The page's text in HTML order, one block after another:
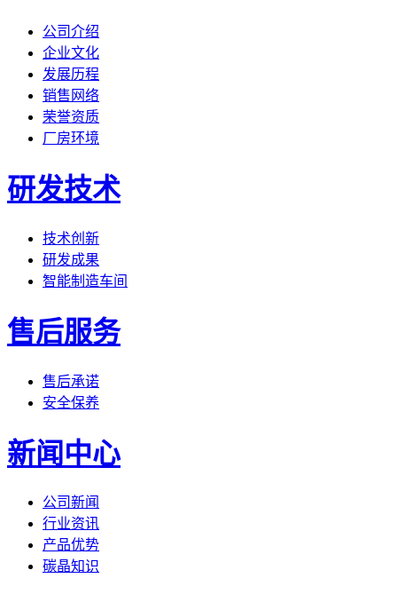
公司介绍
企业文化
发展历程
销售网络
荣誉资质
厂房环境
研发技术
技术创新
研发成果
智能制造车间
售后服务
售后承诺
安全保养
新闻中心
公司新闻
行业资讯
产品优势
碳晶知识